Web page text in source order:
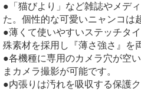
●「猫びより」など雑誌やメデ
た。個性的な可愛いニャンコは
●薄くて使いやすいステッチタ
殊素材を採用し『薄さ強さ』を
●各機種に専用のカメラ穴が空
まカメラ撮影が可能です。
●内張りは汚れを吸収する保護